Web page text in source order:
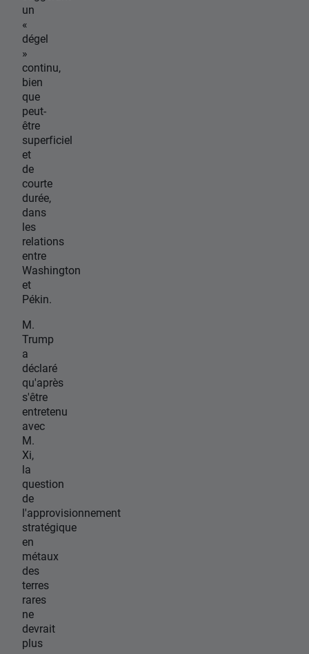
un
«
dégel
»
continu,
bien
que
peut-
être
superficiel
et
de
courte
durée,
dans
les
relations
entre
Washington
et
Pékin.
M.
Trump
a
déclaré
qu'après
s'être
entretenu
avec
M.
Xi,
la
question
de
l'approvisionnement
stratégique
en
métaux
des
terres
rares
ne
devrait
plus